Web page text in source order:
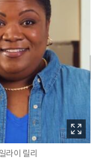
라이 릴리